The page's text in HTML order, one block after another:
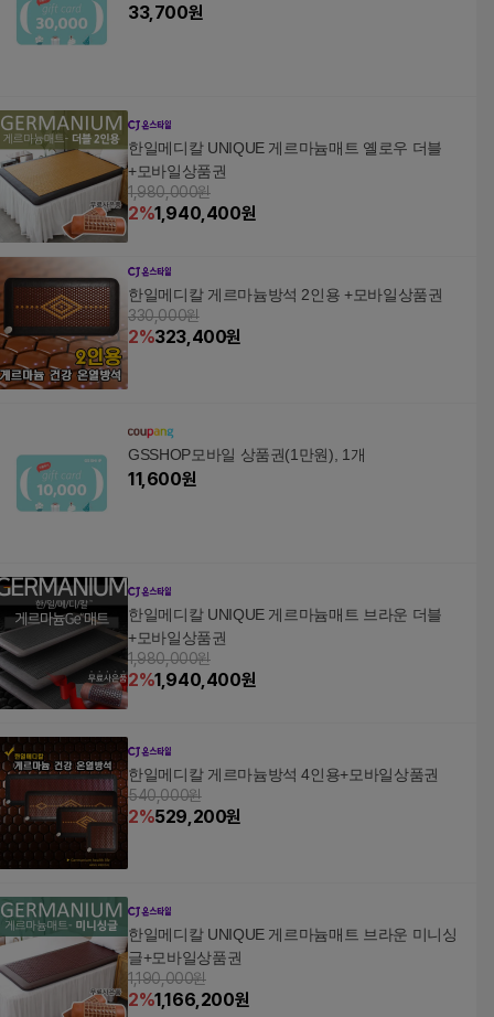
33,700원
한일메디칼 UNIQUE 게르마늄매트 옐로우 더블
+모바일상품권
1,980,000원
2%1,940,400원
한일메디칼 게르마늄방석 2인용 +모바일상품권
330,000원
2%323,400원
GSSHOP모바일 상품권(1만원), 1개
11,600원
한일메디칼 UNIQUE 게르마늄매트 브라운 더블
+모바일상품권
1,980,000원
2%1,940,400원
한일메디칼 게르마늄방석 4인용+모바일상품권
540,000원
2%529,200원
한일메디칼 UNIQUE 게르마늄매트 브라운 미니싱
글+모바일상품권
1,190,000원
2%1,166,200원